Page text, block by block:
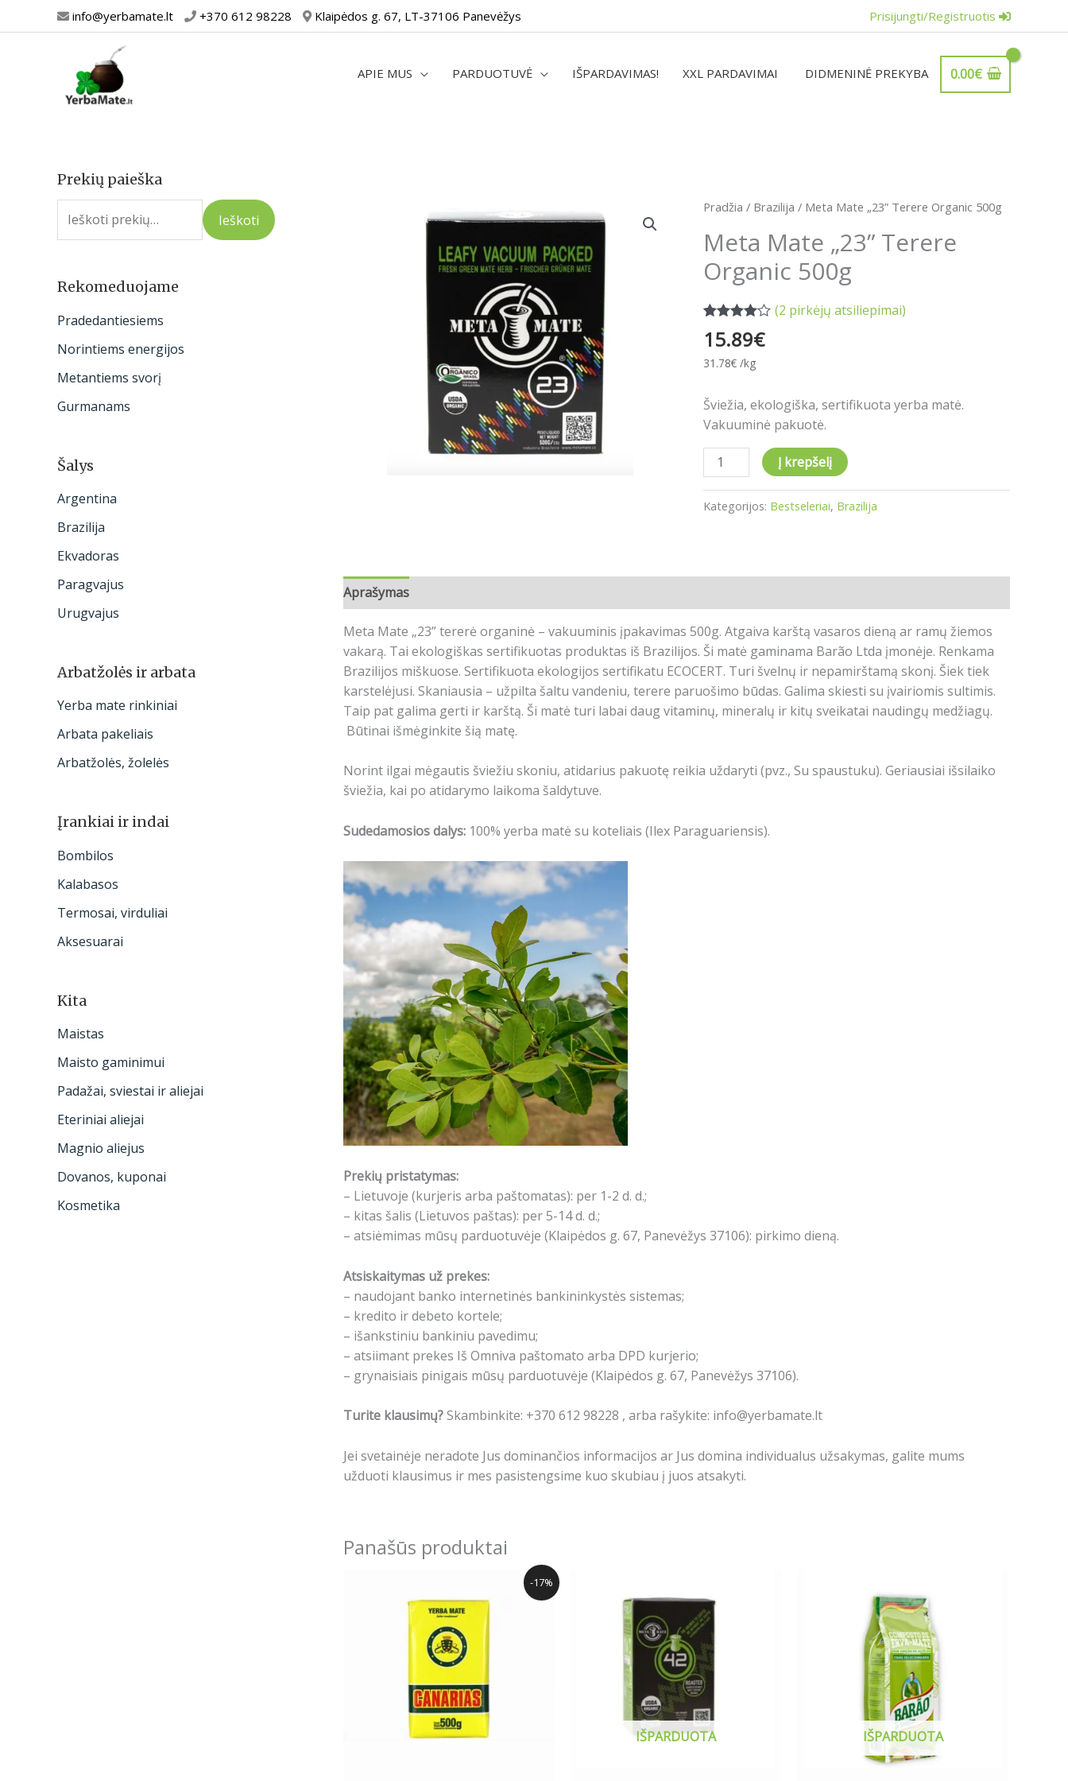
prie
info@yerbamate.lt +370 612 98228 Klaipėdos g. 67, LT-37106 Panevėžys Prisijungti/Registruotis
APIE MUS PARDUOTUVĖ IŠPARDAVIMAS! XXL PARDAVIMAI DIDMENINĖ PREKYBA 0.00€
Prekių paieška
I
e
o
:
Ieškoti
Rekomeduojame
Pradedantiesiems
Norintiems energijos
Metantiems svorį
Gurmanams
Šalys
Argentina
Brazilija
Ekvadoras
Paragvajus
Urugvajus
Arbatžolės ir arbata
Yerba mate rinkiniai
Arbata pakeliais
Arbatžolės, žolelės
Įrankiai ir indai
Bombilos
Kalabasos
Termosai, virduliai
Aksesuarai
Kita
Maistas
Maisto gaminimui
Padažai, sviestai ir aliejai
Eteriniai aliejai
Magnio aliejus
Dovanos, kuponai
Kosmetika
Pradžia / Brazilija / Meta Mate „23” Terere Organic 500g
Meta Mate „23” Terere
Organic 500g
Įvertinimas:
4.00iš 5
įvertinimų:
2
(2 pirkėjų atsiliepimai)
15.89€
31.78€ /kg
Šviežia, ekologiška, sertifikuota yerba matė.
Vakuuminė pakuotė.
produkto
Meta
Mate
"23"
Terere
500g
Į krepšelį
Kategorijos: Bestseleriai, Brazilija
Aprašymas
Meta Mate „23” tererė organinė – vakuuminis įpakavimas 500g. Atgaiva karštą vasaros dieną ar ramų žiemos
vakarą. Tai ekologiškas sertifikuotas produktas iš Brazilijos. Ši matė gaminama Barão Ltda įmonėje. Renkama
Brazilijos miškuose. Sertifikuota ekologijos sertifikatu ECOCERT. Turi švelnų ir nepamirštamą skonį. Šiek tiek
karstelėjusi. Skaniausia – užpilta šaltu vandeniu, terere paruošimo būdas. Galima skiesti su įvairiomis sultimis.
Taip pat galima gerti ir karštą. Ši matė turi labai daug vitaminų, mineralų ir kitų sveikatai naudingų medžiagų.
Būtinai išmėginkite šią matę.
Norint ilgai mėgautis šviežiu skoniu, atidarius pakuotę reikia uždaryti (pvz., Su spaustuku). Geriausiai išsilaiko
šviežia, kai po atidarymo laikoma šaldytuve.
Sudedamosios dalys: 100% yerba matė su koteliais (Ilex Paraguariensis).
Prekių pristatymas:
– Lietuvoje (kurjeris arba paštomatas): per 1-2 d. d.;
– kitas šalis (Lietuvos paštas): per 5-14 d. d.;
– atsiėmimas mūsų parduotuvėje (Klaipėdos g. 67, Panevėžys 37106): pirkimo dieną.
Atsiskaitymas už prekes:
– naudojant banko internetinės bankininkystės sistemas;
– kredito ir debeto kortele;
– išankstiniu bankiniu pavedimu;
– atsiimant prekes Iš Omniva paštomato arba DPD kurjerio;
– grynaisiais pinigais mūsų parduotuvėje (Klaipėdos g. 67, Panevėžys 37106).
Turite klausimų?Skambinkite: +370 612 98228 , arba rašykite: info@yerbamate.lt
Jei svetainėje neradote Jus dominančios informacijos ar Jus domina individualus užsakymas, galite mums
užduoti klausimus ir mes pasistengsime kuo skubiau į juos atsakyti.
Panašūs produktai
-17%
4.99€
through
product
has
multiple
variants.
The
options
may
be
IŠPARDUOTA IŠPARDUOTA